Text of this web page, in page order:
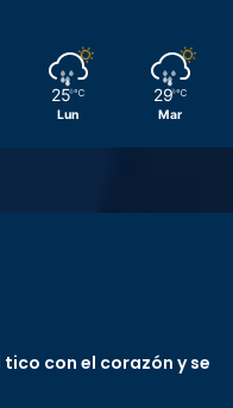
25 ℃
Lun
29 ℃
Mar
con el corazón y se